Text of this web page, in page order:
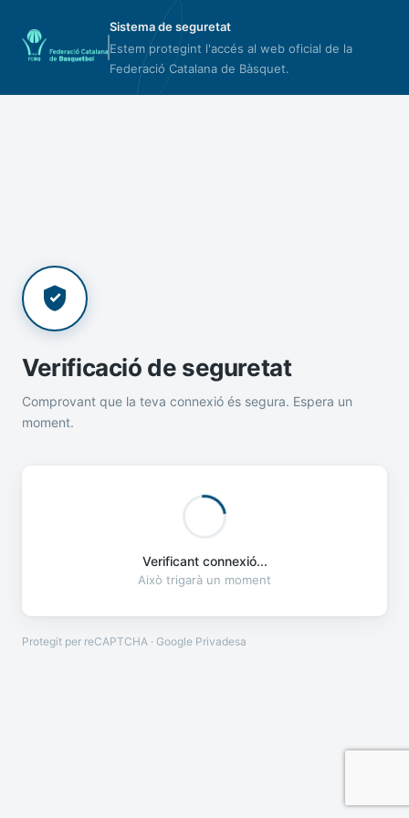
Sistema de seguretat
Estem protegint l'accés al web oficial de la
Federació Catalana de Bàsquet.
Verificació de seguretat
Comprovant que la teva connexió és segura. Espera un
moment.
Verificant connexió...
Això trigarà un moment
Protegit per reCAPTCHA · Google Privadesa